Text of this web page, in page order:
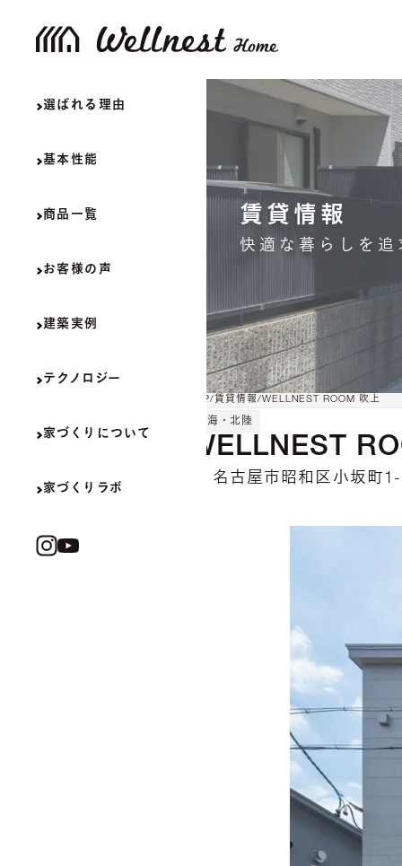
選ばれる理由
基本性能
商品一覧
お客様の声
建築実例
テクノロジー
家づくりについて
家づくりラボ
賃貸情報
快適な暮らしを
TOP 賃貸情報 WELLNEST ROOM 吹上
東海・北陸
WELLNEST
名古屋市昭和区小坂町